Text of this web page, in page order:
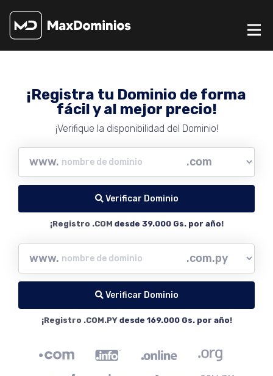
¡Registra tu Dominio de forma
fácil y al mejor precio!
¡Verifique la disponibilidad del Dominio!
www.
Verificar Dominio
¡Registro .COM desde 39.000 Gs. por año!
www.
Verificar Dominio
¡Registro .COM.PY desde 169.000 Gs. por año!